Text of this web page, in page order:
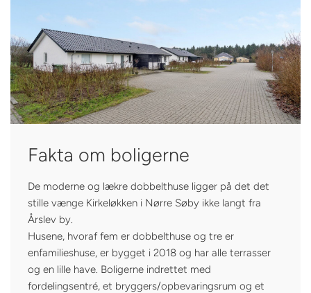
Fakta om boligerne
De moderne og lækre dobbelthuse ligger på det det
stille vænge Kirkeløkken i Nørre Søby ikke langt fra
Årslev by.
Husene, hvoraf fem er dobbelthuse og tre er
enfamilieshuse, er bygget i 2018 og har alle terrasser
og en lille have. Boligerne indrettet med
fordelingsentré, et bryggers/opbevaringsrum og et